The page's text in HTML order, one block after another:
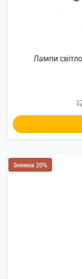
Лампи
Знижка 20%